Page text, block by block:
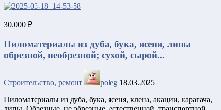
30.000 ₽
Пиломатериалы из дуба, бука, ясеня, липы
обрезной, необрезной; сухой, сырой...
Строительство, ремонт poleg 18.03.2025
Пиломатериалы из дуба, бука, ясеня, клена, акации, карагача,